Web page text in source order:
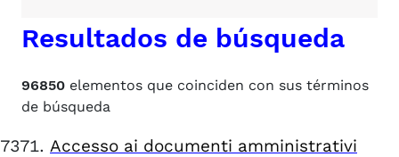
Resultados de búsqueda
96850 elementos que coinciden con sus términos
de búsqueda
Accesso ai documenti amministrativi